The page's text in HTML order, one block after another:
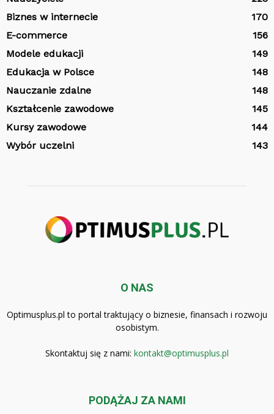
Biznes w internecie
170
E-commerce
156
Modele edukacji
149
Edukacja w Polsce
148
Nauczanie zdalne
148
Kształcenie zawodowe
145
Kursy zawodowe
144
Wybór uczelni
143
O NAS
Optimusplus.pl to portal traktujący o biznesie, finansach i rozwoju
osobistym.
Skontaktuj się z nami: kontakt@optimusplus.pl
PODĄŻAJ ZA NAMI